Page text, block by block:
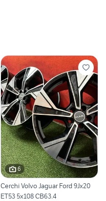
6
Cerchi Volvo Jaguar Ford 9Jx20
ET53 5x108 CB63.4